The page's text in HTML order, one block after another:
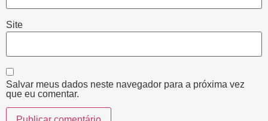
Site
Salvar meus dados neste navegador para a próxima vez
que eu comentar.